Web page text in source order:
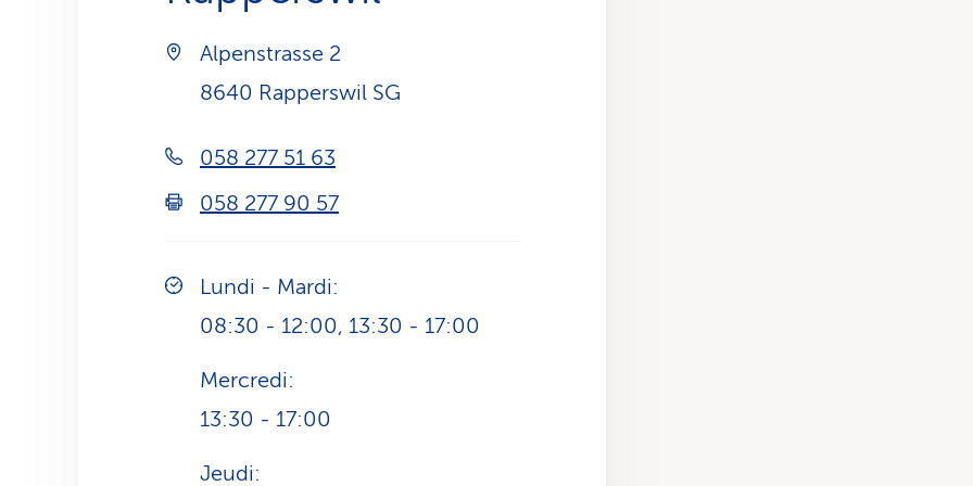
Alpenstrasse 2
8640 Rapperswil SG
058 277 51 63
058 277 90 57
Lundi - Mardi:
08:30 - 12:00, 13:30 - 17:00
Mercredi:
13:30 - 17:00
Jeudi: